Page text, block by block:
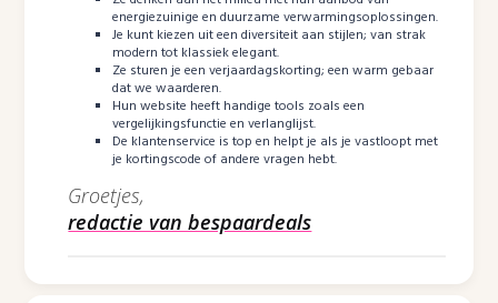
energiezuinige en duurzame verwarmingsoplossingen.
Je kunt kiezen uit een diversiteit aan stijlen; van strak
modern tot klassiek elegant.
Ze sturen je een verjaardagskorting; een warm gebaar
dat we waarderen.
Hun website heeft handige tools zoals een
vergelijkingsfunctie en verlanglijst.
De klantenservice is top en helpt je als je vastloopt met
je kortingscode of andere vragen hebt.
Groetjes,
redactie van bespaardeals